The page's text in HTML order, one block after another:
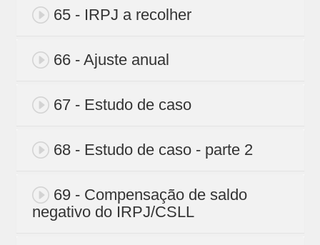
65 - IRPJ a recolher
66 - Ajuste anual
67 - Estudo de caso
68 - Estudo de caso - parte 2
69 - Compensação de saldo
negativo do IRPJ/CSLL